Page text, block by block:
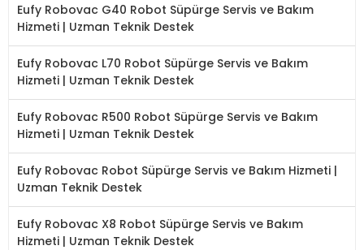
Eufy Robovac G40 Robot Süpürge Servis ve Bakım
Hizmeti | Uzman Teknik Destek
Eufy Robovac L70 Robot Süpürge Servis ve Bakım
Hizmeti | Uzman Teknik Destek
Eufy Robovac R500 Robot Süpürge Servis ve Bakım
Hizmeti | Uzman Teknik Destek
Eufy Robovac Robot Süpürge Servis ve Bakım Hizmeti |
Uzman Teknik Destek
Eufy Robovac X8 Robot Süpürge Servis ve Bakım
Hizmeti | Uzman Teknik Destek